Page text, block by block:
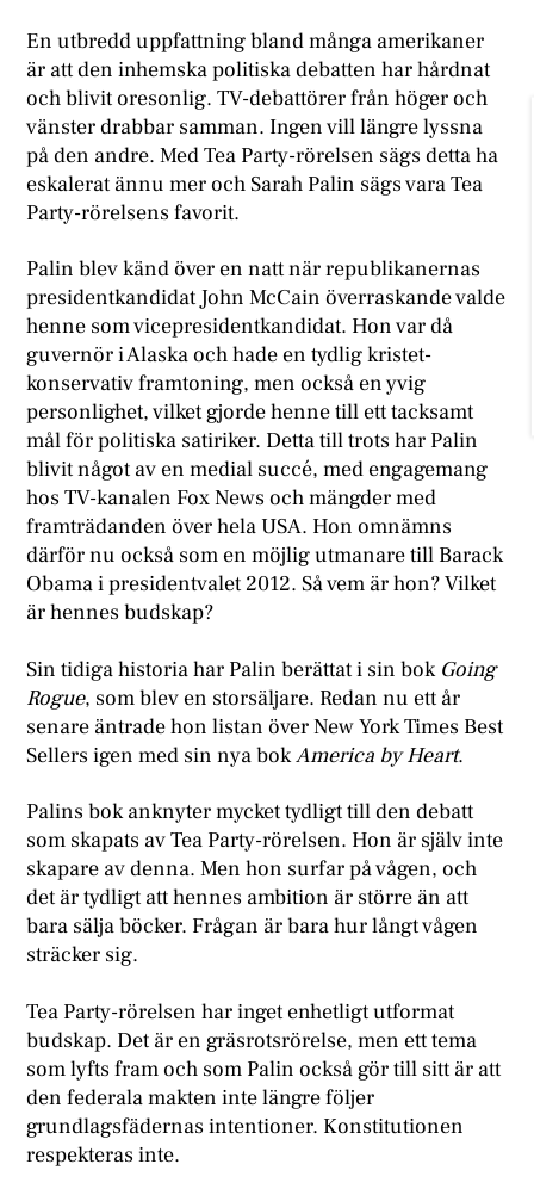
En utbredd uppfattning bland många amerikaner
är att den inhemska politiska debatten har hårdnat
och blivit oresonlig. TV-debattörer från höger och
vänster drabbar samman. Ingen vill längre lyssna
på den andre. Med Tea Party-rörelsen sägs detta ha
eskalerat ännu mer och Sarah Palin sägs vara Tea
Party-rörelsens favorit.
Palin blev känd över en natt när republikanernas
presidentkandidat John McCain överraskande valde
henne som vicepresidentkandidat. Hon var då
guvernör i Alaska och hade en tydlig kristet-
konservativ framtoning, men också en yvig
personlighet, vilket gjorde henne till ett tacksamt
mål för politiska satiriker. Detta till trots har Palin
blivit något av en medial succé, med engagemang
hos TV-kanalen Fox News och mängder med
framträdanden över hela USA. Hon omnämns
därför nu också som en möjlig utmanare till Barack
Obama i presidentvalet 2012. Så vem är hon? Vilket
är hennes budskap?
Sin tidiga historia har Palin berättat i sin bok Going
Rogue, som blev en storsäljare. Redan nu ett år
senare äntrade hon listan över New York Times Best
Sellers igen med sin nya bokAmerica by Heart.
Palins bok anknyter mycket tydligt till den debatt
som skapats av Tea Party-rörelsen. Hon är själv inte
skapare av denna. Men hon surfar på vågen, och
det är tydligt att hennes ambition är större än att
bara sälja böcker. Frågan är bara hur långt vågen
sträcker sig.
Tea Party-rörelsen har inget enhetligt utformat
budskap. Det är en gräsrotsrörelse, men ett tema
som lyfts fram och som Palin också gör till sitt är att
den federala makten inte längre följer
grundlagsfädernas intentioner. Konstitutionen
respekteras inte.